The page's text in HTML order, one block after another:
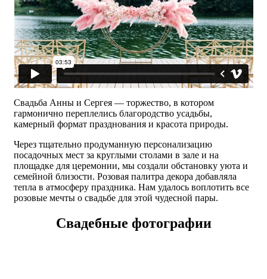
Свадьба Анны и Сергея — торжество, в котором
гармонично переплелись благородство усадьбы,
камерный формат празднования и красота природы.
Через тщательно продуманную персонализацию
посадочных мест за круглыми столами в зале и на
площадке для церемонии, мы создали обстановку уюта и
семейной близости. Розовая палитра декора добавляла
тепла в атмосферу праздника. Нам удалось воплотить все
розовые мечты о свадьбе для этой чудесной пары.
Свадебные фотографии